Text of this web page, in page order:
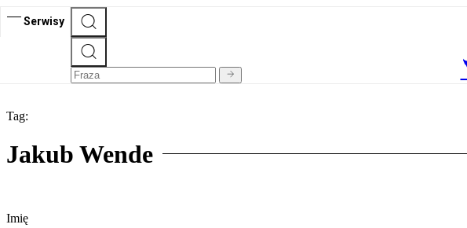
Serwisy
Tag:
Jakub Wende
Imię